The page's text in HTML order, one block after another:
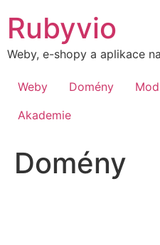
obsahu
Rubyvio
Weby, e-shopy a aplikace
Weby Domény
Akademie
Domény